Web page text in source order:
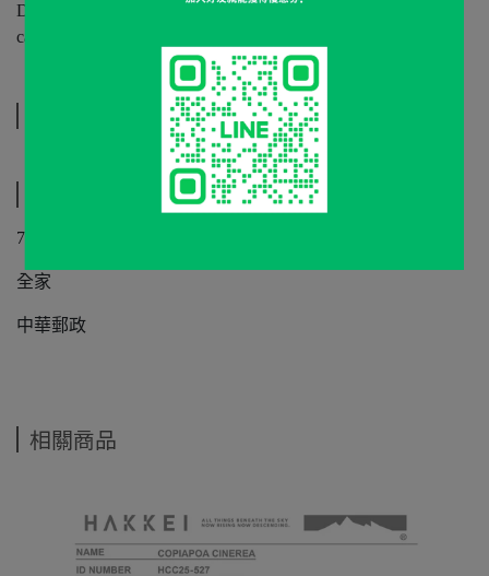
DO NOT duplicate orders! If the backend system detect, we will
cancel the duplicate orders proactively.
7-11
全家
中華郵政
相關商品